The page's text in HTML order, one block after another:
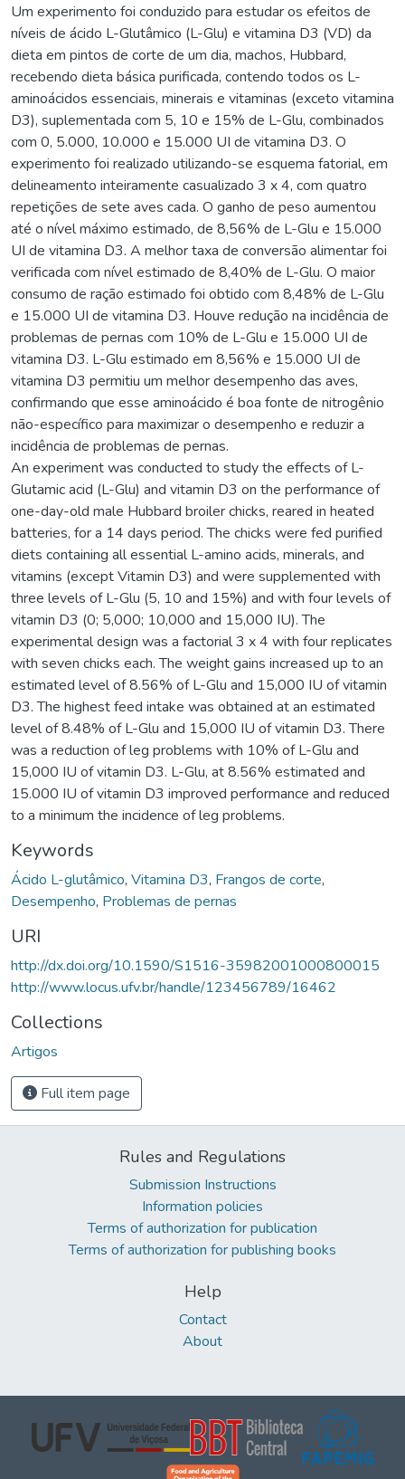
Um experimento foi conduzido para estudar os efeitos de
níveis de ácido L-Glutâmico (L-Glu) e vitamina D3 (VD) da
dieta em pintos de corte de um dia, machos, Hubbard,
recebendo dieta básica purificada, contendo todos os L-
aminoácidos essenciais, minerais e vitaminas (exceto vitamina
D3), suplementada com 5, 10 e 15% de L-Glu, combinados
com 0, 5.000, 10.000 e 15.000 UI de vitamina D3. O
experimento foi realizado utilizando-se esquema fatorial, em
delineamento inteiramente casualizado 3 x 4, com quatro
repetições de sete aves cada. O ganho de peso aumentou
até o nível máximo estimado, de 8,56% de L-Glu e 15.000
UI de vitamina D3. A melhor taxa de conversão alimentar foi
verificada com nível estimado de 8,40% de L-Glu. O maior
consumo de ração estimado foi obtido com 8,48% de L-Glu
e 15.000 UI de vitamina D3. Houve redução na incidência de
problemas de pernas com 10% de L-Glu e 15.000 UI de
vitamina D3. L-Glu estimado em 8,56% e 15.000 UI de
vitamina D3 permitiu um melhor desempenho das aves,
confirmando que esse aminoácido é boa fonte de nitrogênio
não-específico para maximizar o desempenho e reduzir a
incidência de problemas de pernas.
An experiment was conducted to study the effects of L-
Glutamic acid (L-Glu) and vitamin D3 on the performance of
one-day-old male Hubbard broiler chicks, reared in heated
batteries, for a 14 days period. The chicks were fed purified
diets containing all essential L-amino acids, minerals, and
vitamins (except Vitamin D3) and were supplemented with
three levels of L-Glu (5, 10 and 15%) and with four levels of
vitamin D3 (0; 5,000; 10,000 and 15,000 IU). The
experimental design was a factorial 3 x 4 with four replicates
with seven chicks each. The weight gains increased up to an
estimated level of 8.56% of L-Glu and 15,000 IU of vitamin
D3. The highest feed intake was obtained at an estimated
level of 8.48% of L-Glu and 15,000 IU of vitamin D3. There
was a reduction of leg problems with 10% of L-Glu and
15,000 IU of vitamin D3. L-Glu, at 8.56% estimated and
15.000 IU of vitamin D3 improved performance and reduced
to a minimum the incidence of leg problems.
Keywords
Ácido L-glutâmico, Vitamina D3, Frangos de corte,
Desempenho, Problemas de pernas
URI
http://dx.doi.org/10.1590/S1516-35982001000800015
http://www.locus.ufv.br/handle/123456789/16462
Collections
Artigos
Full item page
Rules and Regulations
Submission Instructions
Information policies
Terms of authorization for publication
Terms of authorization for publishing books
Help
Contact
About